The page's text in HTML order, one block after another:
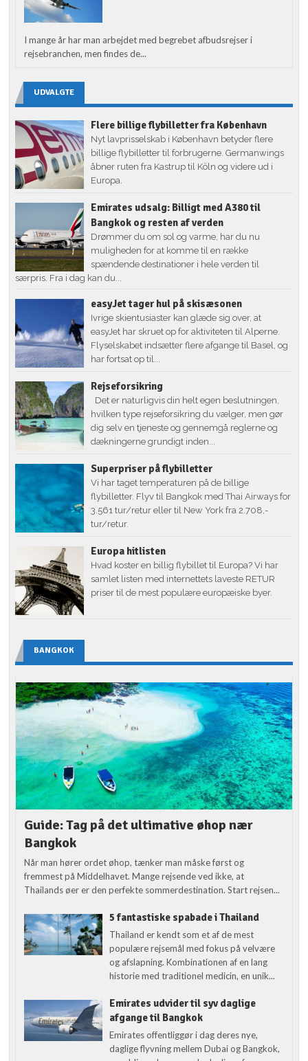
I mange år har man arbejdet med begrebet afbudsrejser i
rejsebranchen, men findes de...
UDVALGTE
Flere billige flybilletter fra København
Nyt lavprisselskab i København betyder flere
billige flybilletter til forbrugerne. Germanwings
åbner ruten fra Kastrup til Köln og videre ud i
Europa.
Emirates udsalg: Billigt med A380 til
Bangkok og resten af verden
Drømmer du om sol og varme, har du nu
muligheden for at komme til en række
spændende destinationer i hele verden til
særpris. Fra i dag kan du...
easyJet tager hul på skisæsonen
Ivrige skientusiaster kan glæde sig over, at
easyJet har skruet op for aktiviteten til Alperne.
Flyselskabet indsætter flere afgange til Basel, og
har fortsat op til...
Rejseforsikring
Det er naturligvis din helt egen beslutningen,
hvilken type rejseforsikring du vælger, men gør
dig selv en tjeneste og gennemgå reglerne og
dækningerne grundigt inden...
Superpriser på flybilletter
Vi har taget temperaturen på de billige
flybilletter. Flyv til Bangkok med Thai Airways for
3.561 tur/retur eller til New York fra 2.708,-
tur/retur.
Europa hitlisten
Hvad koster en billig flybillet til Europa? Vi har
samlet listen med internettets laveste RETUR
priser til de mest populære europæiske byer.
BANGKOK
Guide: Tag på det ultimative øhop nær
Bangkok
Når man hører ordet øhop, tænker man måske først og
fremmest på Middelhavet. Mange rejsende ved ikke, at
Thailands øer er den perfekte sommerdestination. Start rejsen...
5 fantastiske spabade i Thailand
Thailand er kendt som et af de mest
populære rejsemål med fokus på velvære
og afslapning. Kombinationen af en lang
historie med traditionel medicin, en unik...
Emirates udvider til syv daglige
afgange til Bangkok
Emirates offentliggør i dag deres nye,
daglige flyvning mellem Dubai og Bangkok,